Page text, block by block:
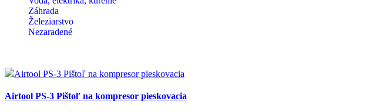
Záhrada
Železiarstvo
Nezaradené
Airtool PS-3 Pištoľ na kompresor pieskovacia